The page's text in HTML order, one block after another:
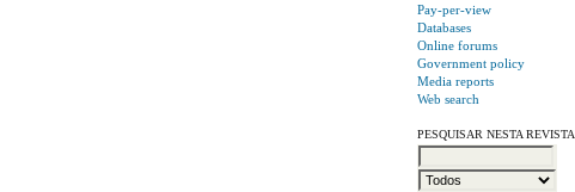
Pay-per-view
Databases
Online forums
Government policy
Media reports
Web search
PESQUISAR NESTA REVISTA